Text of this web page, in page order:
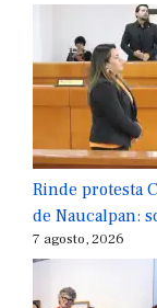
Rinde protesta
de Naucalpan:
7 agosto, 2026